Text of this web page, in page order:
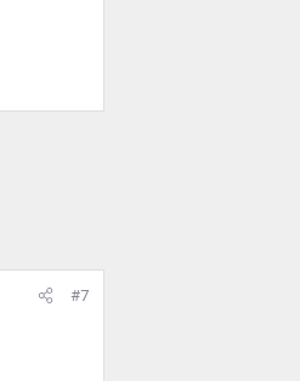
#7